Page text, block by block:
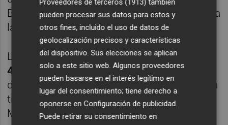
Benidorm, ciudad históricamente vinculada a
la innovación urbanística vertical.
La torre española tomará el testigo de
44
, uno de los grandes iconos residenciales
de Varsovia. El cambio de liderazgo en altura
tiene también una dimensión simbólica: el
Mediterráneo pasa a ocupar un lugar central
Proveedores de terceros (1913) también
pueden procesar sus datos para estos y
otros fines, incluido el uso de datos de
geolocalización precisos y características
del dispositivo. Sus elecciones se aplican
solo a este sitio web. Algunos proveedores
pueden basarse en el interés legítimo en
lugar del consentimiento; tiene derecho a
oponerse enConfiguración de publicidad.
Puede retirar su consentimiento en